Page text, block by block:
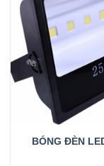
BÓNG ĐÈN